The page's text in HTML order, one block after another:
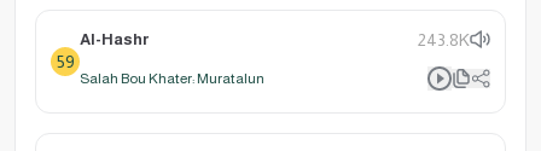
59
Al-Hashr 243.8K
Salah Bou Khater: Muratalun